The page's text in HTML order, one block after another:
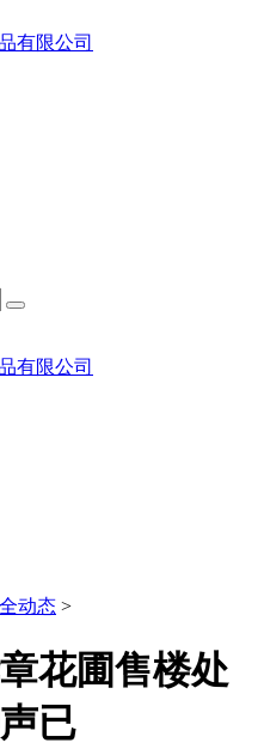
动态 >
花圃售楼处
已